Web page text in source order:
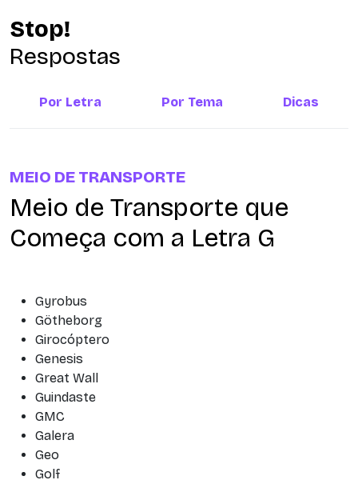
Stop!
Respostas
Por Letra Por Tema Dicas
MEIO DE TRANSPORTE
Meio de Transporte que
Começa com a Letra G
Gyrobus
Götheborg
Girocóptero
Genesis
Great Wall
Guindaste
GMC
Galera
Geo
Golf